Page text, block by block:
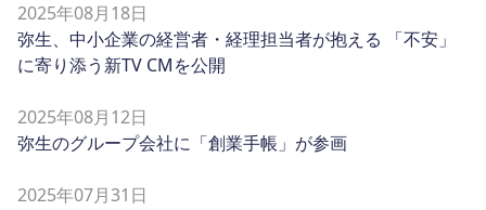
2025年08月18日
弥生、中小企業の経営者・経理担当者が抱える 「不安」
に寄り添う新TV CMを公開
2025年08月12日
弥生のグループ会社に「創業手帳」が参画
2025年07月31日